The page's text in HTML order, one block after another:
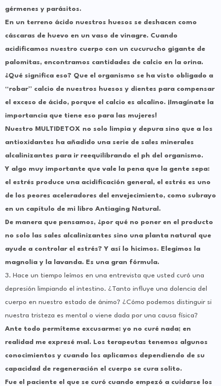
gérmenes y parásitos.
En un terreno ácido nuestros huesos se deshacen como
cáscaras de huevo en un vaso de vinagre. Cuando
acidificamos nuestro cuerpo con un cucurucho gigante de
palomitas, encontramos cantidades de calcio en la orina.
¿Qué significa eso? Que el organismo se ha visto obligado a
“robar” calcio de nuestros huesos y dientes para compensar
el exceso de ácido, porque el calcio es alcalino. ¡Imagínate la
importancia que tiene eso para las mujeres!
Nuestro MULTIDETOX no solo limpia y depura sino que a los
antioxidantes ha añadido una serie de sales minerales
alcalinizantes para ir reequilibrando el ph del organismo.
Y algo muy importante que vale la pena que la gente sepa:
el estrés produce una acidificación general, el estrés es uno
de los peores aceleradores del envejecimiento, como subrayo
en un capítulo de mi libro Antiaging Natural.
De manera que pensamos, ¿por qué no poner en el producto
no solo las sales alcalinizantes sino una planta natural que
ayude a controlar el estrés? Y así lo hicimos. Elegimos la
magnolia y la lavanda. Es una gran fórmula.
3. Hace un tiempo leímos en una entrevista que usted curó una
depresión limpiando el intestino. ¿Tanto influye una dolencia del
cuerpo en nuestro estado de ánimo? ¿Cómo podemos distinguir si
nuestra tristeza es mental o viene dada por una causa física?
Ante todo permíteme excusarme: yo no curé nada; en
realidad me expresé mal. Los terapeutas tenemos algunos
conocimientos y cuando los aplicamos dependiendo de su
capacidad de regeneración el cuerpo se cura solito.
Fue el paciente el que se curó cuando empezó a cuidarse los